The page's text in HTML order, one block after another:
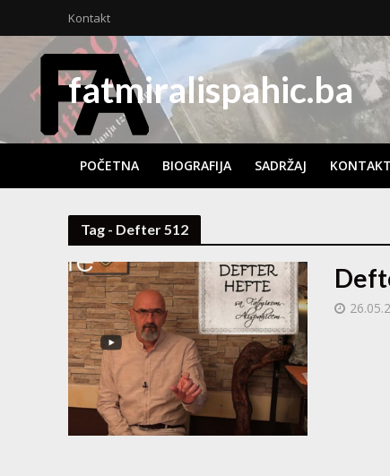
Kontakt
fatmiralispahic.ba
POČETNA BIOGRAFIJA SADRŽAJ KONTAKT
Tag - Defter 512